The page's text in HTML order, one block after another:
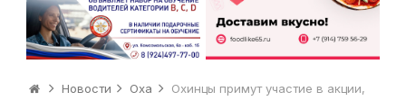
Новости Оха
Охинцы примут участие в акции,